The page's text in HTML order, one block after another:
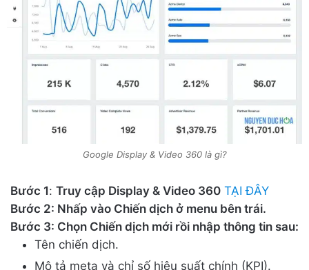
Google Display & Video 360 là gì?
Bước 1: Truy cập Display & Video 360 TẠI ĐÂY
Bước 2: Nhấp vào Chiến dịch ở menu bên trái.
Bước 3: Chọn Chiến dịch mới rồi nhập thông tin sau:
Tên chiến dịch.
Mô tả meta và chỉ số hiệu suất chính (KPI).